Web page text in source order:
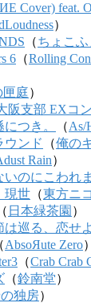
Cover) feat.
）
（ちょこふ
6 （Rolling
匣庭）
阪支部 EXコ
つき。
（As/
ウンド
（俺の
Rain）
いのにこわれ
現世 （東方ニ
（ 日本緑茶園 ）
巡る、恋せ
AbsoЯute Zero）
（Crab Crab
（鈴南堂）
独房）